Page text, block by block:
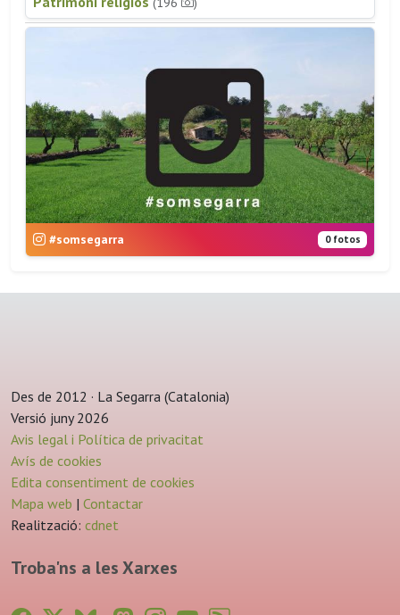
#somsegarra 0 fotos
Des de 2012 · La Segarra (Catalonia)
Versió juny 2026
Avis legal i Política de privacitat
Avís de cookies
Edita consentiment de cookies
Mapa web | Contactar
Realització: cdnet
Troba'ns a les Xarxes